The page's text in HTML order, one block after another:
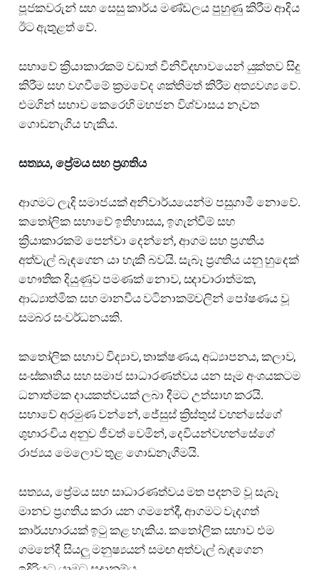
පූජකවරුන් සහ සෙසු කාර්ය මණ්ඩලය පුහුණු කිරීම ආදිය
ඊට ඇතුළත් වේ.
සභාවේ ක්‍රියාකාරකම් වඩාත් විනිවිදභාවයෙන් යුක්තව සිදු
කිරීම සහ වගවීමේ ක්‍රමවේද ශක්තිමත් කිරීම අත්‍යවශ්‍ය වේ.
එමගින් සභාව කෙරෙහි මහජන විශ්වාසය නැවත
ගොඩනැගිය හැකිය.
සත්‍යය, ප්‍රේමය සහ ප්‍රගතිය
ආගමට ලැදි සමාජයක් අනිවාර්යයෙන්ම පසුගාමී නොවේ.
කතෝලික සභාවේ ඉතිහාසය, ඉගැන්වීම් සහ
ක්‍රියාකාරකම් පෙන්වා දෙන්නේ, ආගම සහ ප්‍රගතිය
අත්වැල් බැඳගෙන යා හැකි බවයි. සැබෑ ප්‍රගතිය යනු හුදෙක්
භෞතික දියුණුව පමණක් නොව, සදාචාරාත්මක,
ආධ්‍යාත්මික සහ මානවීය වටිනාකම්වලින් පෝෂණය වූ
සමබර සංවර්ධනයකි.
කතෝලික සභාව විද්‍යාව, තාක්ෂණය, අධ්‍යාපනය, කලාව,
සංස්කෘතිය සහ සමාජ සාධාරණත්වය යන සෑම අංශයකටම
ධනාත්මක දායකත්වයක් ලබා දීමට උත්සාහ කරයි.
සභාවේ අරමුණ වන්නේ, ජේසුස් ක්‍රිස්තුස් වහන්සේගේ
ශුභාරංචිය අනුව ජීවත් වෙමින්, දෙවියන්වහන්සේගේ
රාජ්‍යය මෙලොව තුළ ගොඩනැගීමයි.
සත්‍යය, ප්‍රේමය සහ සාධාරණත්වය මත පදනම් වූ සැබෑ
මානව ප්‍රගතිය කරා යන ගමනේදී, ආගමට වැදගත්
කාර්යභාරයක් ඉටු කළ හැකිය. කතෝලික සභාව එම
ගමනේදී සියලු මනුෂ්‍යයන් සමඟ අත්වැල් බැඳගෙන